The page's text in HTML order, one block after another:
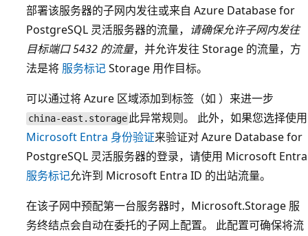
部署该服务器的子网内发往或来自 Azure Database for
PostgreSQL 灵活服务器的流量， 请确保允许子网内发往
目标端口 5432 的流量，并允许发往 Storage 的流量，方
法是将 服务标记Storage 用作目标。
可以通过将 Azure 区域添加到标签（如 ）来进一步
china-east.storage 此异常规则。 此外，如果您选择使用
Microsoft Entra 身份验证来验证对 Azure Database for
PostgreSQL 灵活服务器的登录，请使用 Microsoft Entra
服务标记允许到 Microsoft Entra ID 的出站流量。
在该子网中预配第一台服务器时，Microsoft.Storage 服
务终结点会自动在委托的子网上配置。 此配置可确保将流